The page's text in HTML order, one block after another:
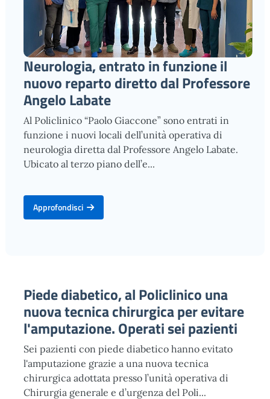
Neurologia, entrato in funzione il
nuovo reparto diretto dal Professore
Angelo Labate
Al Policlinico “Paolo Giaccone” sono entrati in
funzione i nuovi locali dell’unità operativa di
neurologia diretta dal Professore Angelo Labate.
Ubicato al terzo piano dell’e...
Approfondisci
Piede diabetico, al Policlinico una
nuova tecnica chirurgica per evitare
l'amputazione. Operati sei pazienti
Sei pazienti con piede diabetico hanno evitato
l'amputazione grazie a una nuova tecnica
chirurgica adottata presso l’unità operativa di
Chirurgia generale e d’urgenza del Poli...